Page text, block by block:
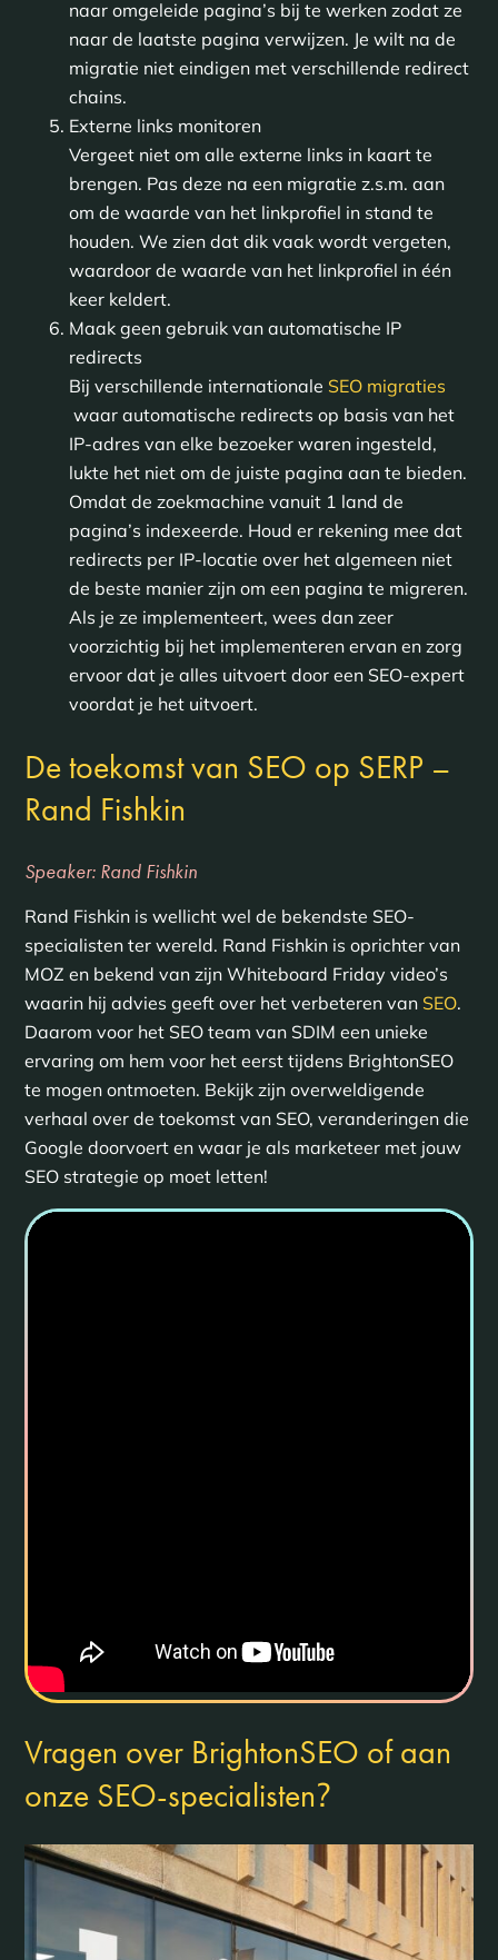
naar omgeleide pagina’s bij te werken zodat ze
naar de laatste pagina verwijzen. Je wilt na de
migratie niet eindigen met verschillende redirect
chains.
Externe links monitoren
Vergeet niet om alle externe links in kaart te
brengen. Pas deze na een migratie z.s.m. aan
om de waarde van het linkprofiel in stand te
houden. We zien dat dik vaak wordt vergeten,
waardoor de waarde van het linkprofiel in één
keer keldert.
Maak geen gebruik van automatische IP
redirects
Bij verschillende internationale SEO migraties
waar automatische redirects op basis van het
IP-adres van elke bezoeker waren ingesteld,
lukte het niet om de juiste pagina aan te bieden.
Omdat de zoekmachine vanuit 1 land de
pagina’s indexeerde. Houd er rekening mee dat
redirects per IP-locatie over het algemeen niet
de beste manier zijn om een pagina te migreren.
Als je ze implementeert, wees dan zeer
voorzichtig bij het implementeren ervan en zorg
ervoor dat je alles uitvoert door een SEO-expert
voordat je het uitvoert.
De toekomst van SEO op SERP –
Rand Fishkin
Speaker: Rand Fishkin
Rand Fishkin is wellicht wel de bekendste SEO-
specialisten ter wereld. Rand Fishkin is oprichter van
MOZ en bekend van zijn Whiteboard Friday video’s
waarin hij advies geeft over het verbeteren van SEO.
Daarom voor het SEO team van SDIM een unieke
ervaring om hem voor het eerst tijdens BrightonSEO
te mogen ontmoeten. Bekijk zijn overweldigende
verhaal over de toekomst van SEO, veranderingen die
Google doorvoert en waar je als marketeer met jouw
SEO strategie op moet letten!
Vragen over BrightonSEO of aan
onze SEO-specialisten?